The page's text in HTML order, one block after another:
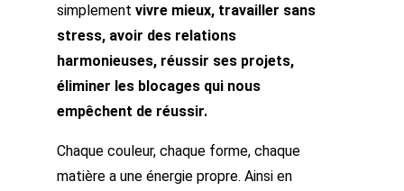
simplement vivre mieux, travailler sans
stress, avoir des relations
harmonieuses, réussir ses projets,
éliminer les blocages qui nous
empêchent de réussir.
Chaque couleur, chaque forme, chaque
matière a une énergie propre. Ainsi en